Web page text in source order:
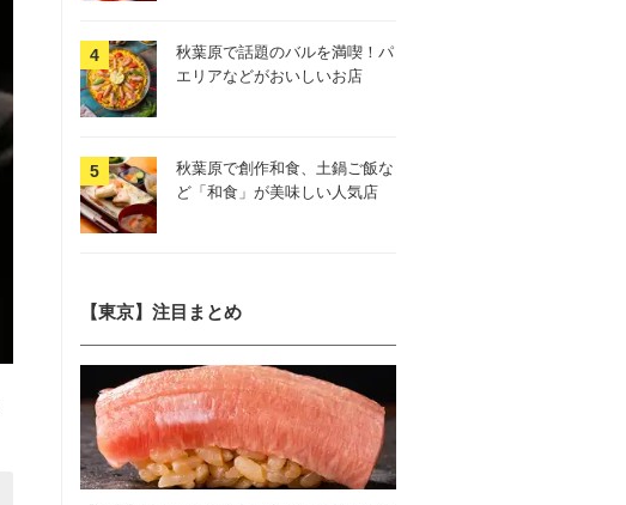
秋葉原で話題のバルを満喫！パ
エリアなどがおいしいお店
秋葉原で創作和食、土鍋ご飯な
ど「和食」が美味しい人気店
【東京】注目まとめ